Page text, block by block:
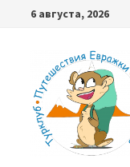
Перейти
содержимому
6 августа, 2026